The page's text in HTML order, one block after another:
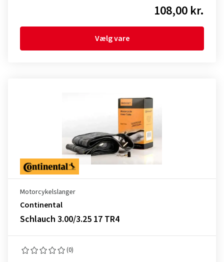
108,00 kr.
Vælg vare
Motorcykelslanger
Continental
Schlauch 3.00/3.25 17 TR4
(0)